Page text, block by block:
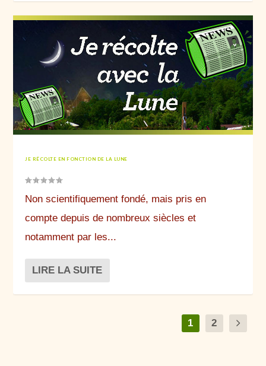
JE RÉCOLTE EN FONCTION DE LA LUNE
Non scientifiquement fondé, mais pris en
compte depuis de nombreux siècles et
notamment par les...
LIRE LA SUITE
1 2